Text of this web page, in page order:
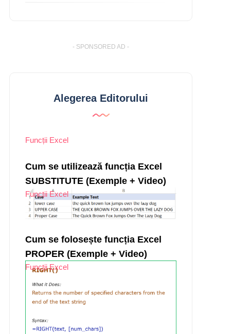
- SPONSORED AD -
Alegerea Editorului
Funcții Excel
Cum se utilizează funcția Excel
SUBSTITUTE (Exemple + Video)
Funcții Excel
Cum se folosește funcția Excel
PROPER (Exemple + Video)
Funcții Excel